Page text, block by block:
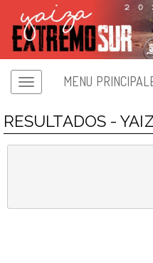
MENU
RESULTADOS -